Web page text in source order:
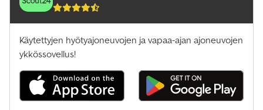
Käytettyjen hyötyajoneuvojen ja vapaa-ajan ajoneuvojen
ykkössovellus!